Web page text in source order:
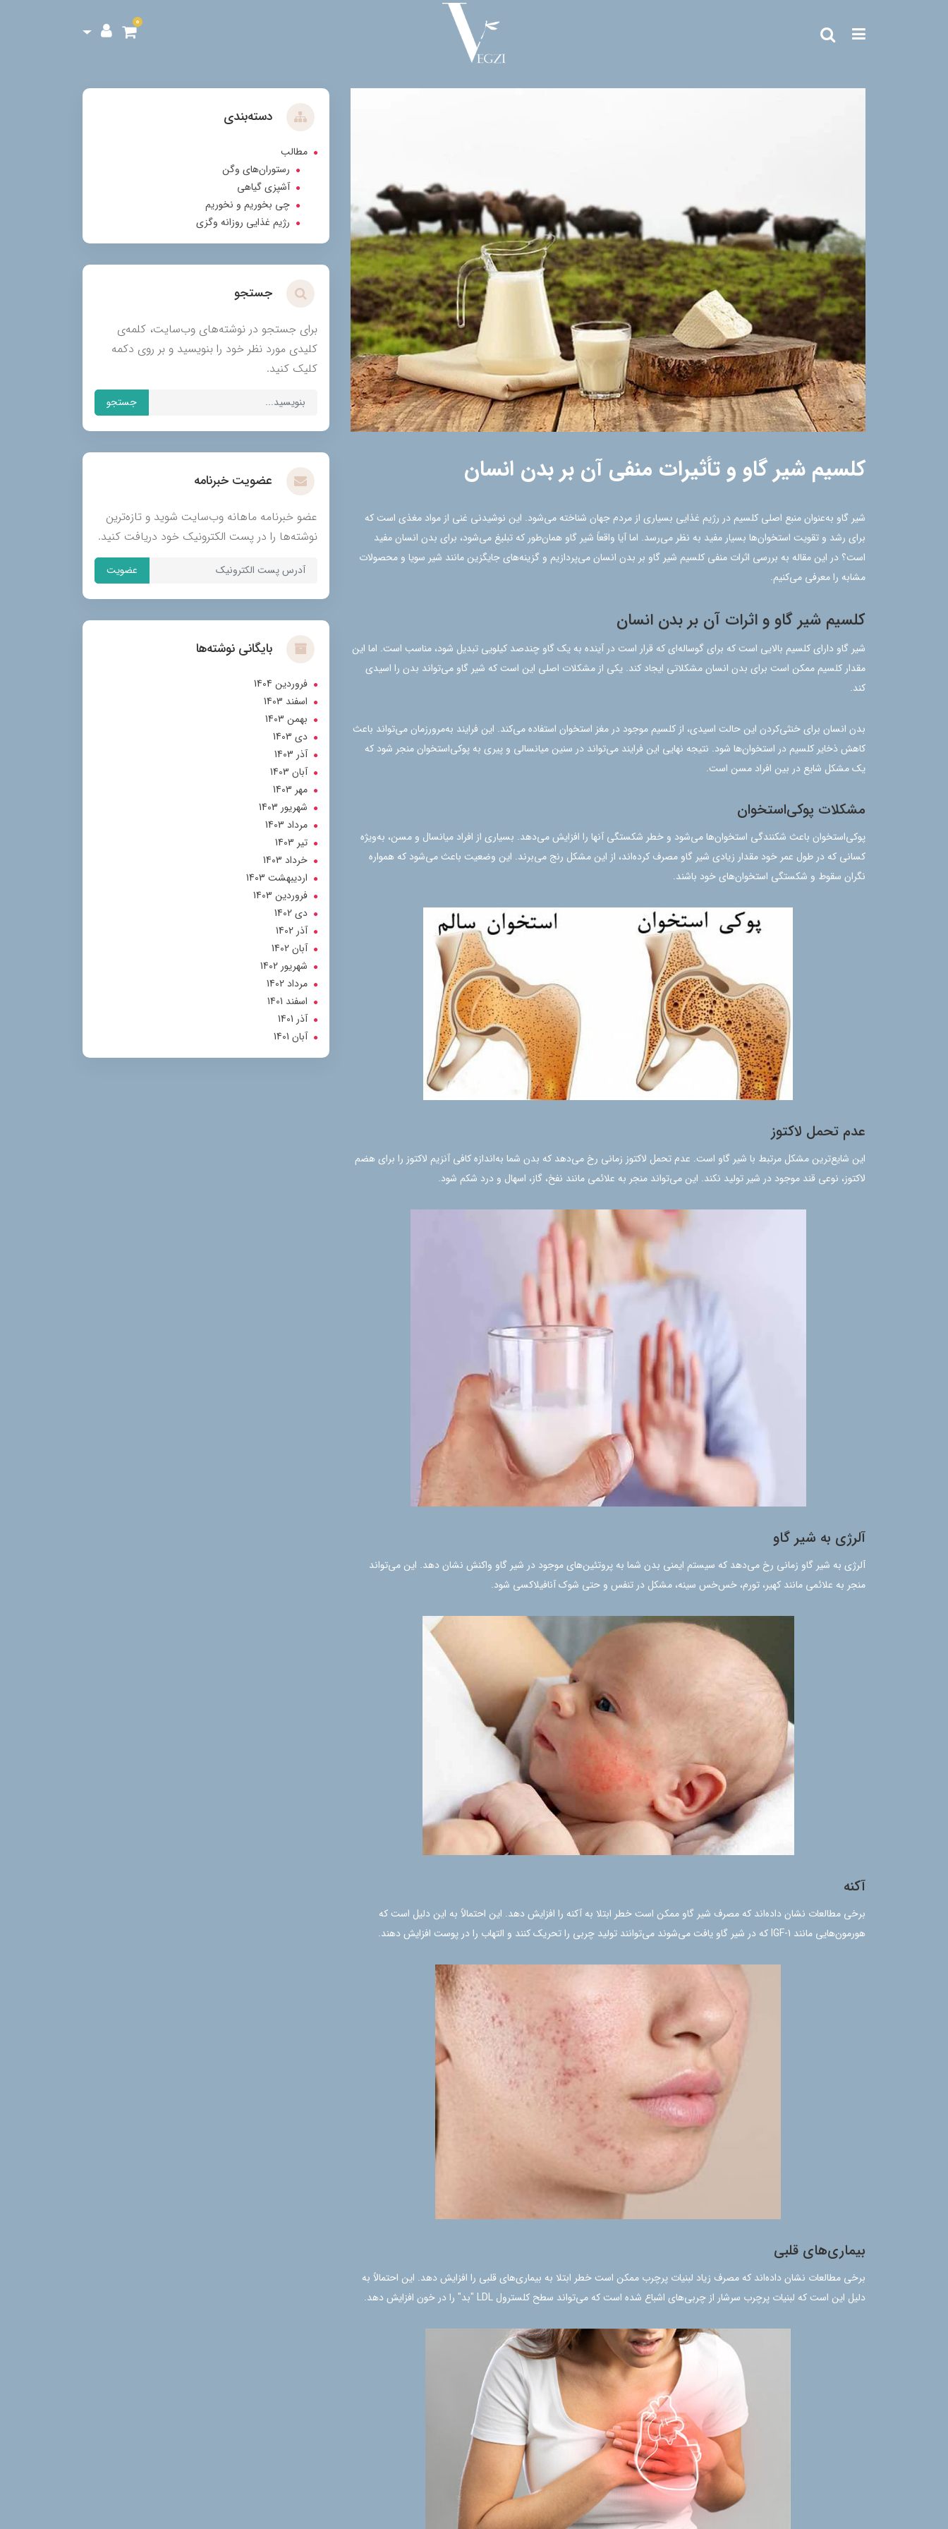
0
کلسیم شیر گاو و تأثیرات منفی آن بر بدن انسان
شیر گاو به‌عنوان منبع اصلی کلسیم در رژیم غذایی بسیاری از مردم جهان شناخته می‌شود. این نوشیدنی غنی از مواد مغذی است که
برای رشد و تقویت استخوان‌ها بسیار مفید به نظر می‌رسد. اما آیا واقعاً شیر گاو همان‌طور که تبلیغ می‌شود، برای بدن انسان مفید
است؟ در این مقاله به بررسی اثرات منفی کلسیم شیر گاو بر بدن انسان می‌پردازیم و گزینه‌های جایگزین مانند شیر سویا و محصولات
مشابه را معرفی می‌کنیم.
کلسیم شیر گاو و اثرات آن بر بدن انسان
شیر گاو دارای کلسیم بالایی است که برای گوساله‌ای که قرار است در آینده به یک گاو چندصد کیلویی تبدیل شود، مناسب است. اما این
مقدار کلسیم ممکن است برای بدن انسان مشکلاتی ایجاد کند. یکی از مشکلات اصلی این است که شیر گاو می‌تواند بدن را اسیدی
کند.
بدن انسان برای خنثی‌کردن این حالت اسیدی، از کلسیم موجود در مغز استخوان استفاده می‌کند. این فرایند به‌مرورزمان می‌تواند باعث
کاهش ذخایر کلسیم در استخوان‌ها شود. نتیجه نهایی این فرایند می‌تواند در سنین میانسالی و پیری به پوکی‌استخوان منجر شود که
یک مشکل شایع در بین افراد مسن است.
مشکلات پوکی‌استخوان
پوکی‌استخوان باعث شکنندگی استخوان‌ها می‌شود و خطر شکستگی آنها را افزایش می‌دهد. بسیاری از افراد میانسال و مسن، به‌ویژه
کسانی که در طول عمر خود مقدار زیادی شیر گاو مصرف کرده‌اند، از این مشکل رنج می‌برند. این وضعیت باعث می‌شود که همواره
نگران سقوط و شکستگی استخوان‌های خود باشند.
عدم تحمل لاکتوز
این شایع‌ترین مشکل مرتبط با شیر گاو است. عدم تحمل لاکتوز زمانی رخ می‌دهد که بدن شما به‌اندازه کافی آنزیم لاکتوز را برای هضم
لاکتوز، نوعی قند موجود در شیر تولید نکند. این می‌تواند منجر به علائمی مانند نفخ، گاز، اسهال و درد شکم شود.
آلرژی به شیر گاو
آلرژی به شیر گاو زمانی رخ می‌دهد که سیستم ایمنی بدن شما به پروتئین‌های موجود در شیر گاو واکنش نشان دهد. این می‌تواند
منجر به علائمی مانند کهیر، تورم، خس‌خس سینه، مشکل در تنفس و حتی شوک آنافیلاکسی شود.
آکنه
برخی مطالعات نشان داده‌اند که مصرف شیر گاو ممکن است خطر ابتلا به آکنه را افزایش دهد. این احتمالاً به این دلیل است که
هورمون‌هایی مانند IGF-1 که در شیر گاو یافت می‌شوند می‌توانند تولید چربی را تحریک کنند و التهاب را در پوست افزایش دهند.
بیماری‌های قلبی
برخی مطالعات نشان داده‌اند که مصرف زیاد لبنیات پرچرب ممکن است خطر ابتلا به بیماری‌های قلبی را افزایش دهد. این احتمالاً به
دلیل این است که لبنیات پرچرب سرشار از چربی‌های اشباع شده است که می‌تواند سطح کلسترول LDL "بد" را در خون افزایش دهد.
دسته‌بندی
مطالب
رستوران‌های وگن
آشپزی گیاهی
چی بخوریم و نخوریم
رژیم غذایی روزانه وگزی
جستجو
برای جستجو در نوشته‌های وب‌سایت، کلمه‌ی
کلیدی مورد نظر خود را بنویسید و بر روی دکمه
کلیک کنید.
جستجو
عضویت خبرنامه
عضو خبرنامه ماهانه وب‌سایت شوید و تازه‌ترین
نوشته‌ها را در پست الکترونیک خود دریافت کنید.
عضویت
بایگانی نوشته‌ها
فروردین 1404
اسفند 1403
بهمن 1403
دی 1403
آذر 1403
آبان 1403
مهر 1403
شهریور 1403
مرداد 1403
تير 1403
خرداد 1403
ارديبهشت 1403
فروردین 1403
دی 1402
آذر 1402
آبان 1402
شهریور 1402
مرداد 1402
اسفند 1401
آذر 1401
آبان 1401